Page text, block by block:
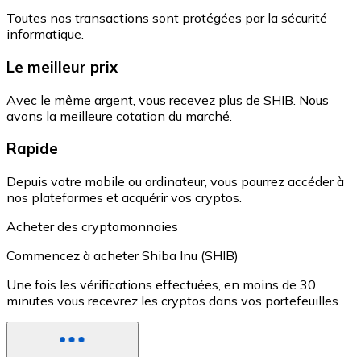
Toutes nos transactions sont protégées par la sécurité
informatique.
Le meilleur prix
Avec le même argent, vous recevez plus de SHIB. Nous
avons la meilleure cotation du marché.
Rapide
Depuis votre mobile ou ordinateur, vous pourrez accéder à
nos plateformes et acquérir vos cryptos.
Acheter des cryptomonnaies
Commencez à acheter Shiba Inu (SHIB)
Une fois les vérifications effectuées, en moins de 30
minutes vous recevrez les cryptos dans vos portefeuilles.